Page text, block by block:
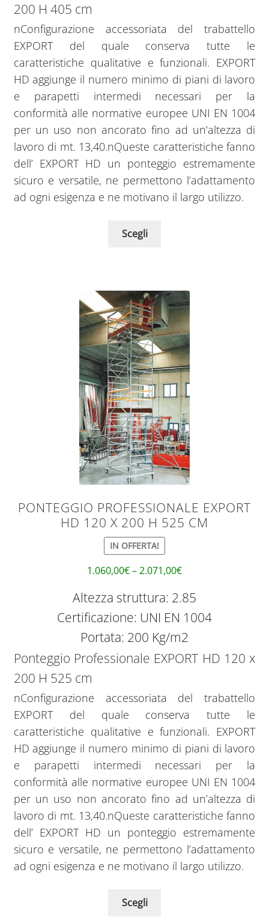
200 H 405 cm
nConfigurazione accessoriata del trabattello
EXPORT del quale conserva tutte le
caratteristiche qualitative e funzionali. EXPORT
HD aggiunge il numero minimo di piani di lavoro
e parapetti intermedi necessari per la
conformità alle normative europee UNI EN 1004
per un uso non ancorato fino ad un’altezza di
lavoro di mt. 13,40.nQueste caratteristiche fanno
dell’ EXPORT HD un ponteggio estremamente
sicuro e versatile, ne permettono l’adattamento
ad ogni esigenza e ne motivano il largo utilizzo.
Scegli
PONTEGGIO PROFESSIONALE EXPORT
HD 120 X 200 H 525 CM
IN OFFERTA!
1.060,00€–2.071,00€
Altezza struttura: 2.85
Certificazione: UNI EN 1004
Portata: 200 Kg/m2
Ponteggio Professionale EXPORT HD 120 x
200 H 525 cm
nConfigurazione accessoriata del trabattello
EXPORT del quale conserva tutte le
caratteristiche qualitative e funzionali. EXPORT
HD aggiunge il numero minimo di piani di lavoro
e parapetti intermedi necessari per la
conformità alle normative europee UNI EN 1004
per un uso non ancorato fino ad un’altezza di
lavoro di mt. 13,40.nQueste caratteristiche fanno
dell’ EXPORT HD un ponteggio estremamente
sicuro e versatile, ne permettono l’adattamento
ad ogni esigenza e ne motivano il largo utilizzo.
Scegli